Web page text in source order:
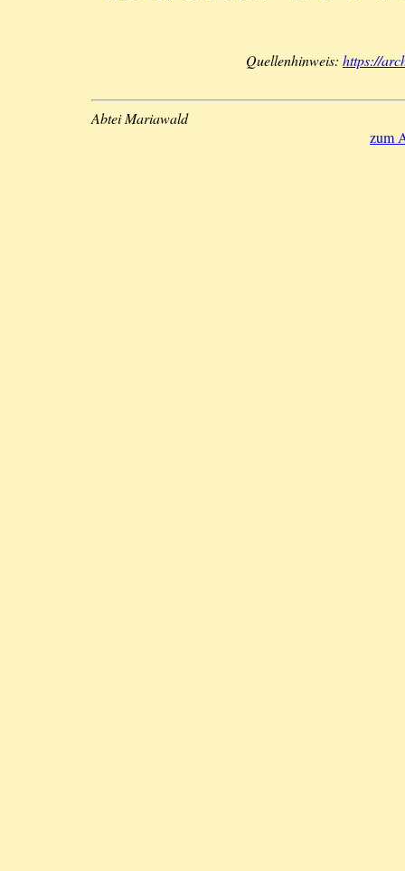
Quellenhinweis: https://
Abtei Mariawald
zum